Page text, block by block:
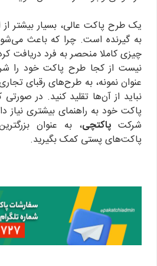
یک طرح پاکت عالی، بسیار بیشتر از
به گیرنده است. چرا که باعث
چیزی کاملا منحصر به فرد دریافت
نیست از کجا طرح پاکت خود را
عنوان نمونه، به طرح‌های رقبای
نباید از آن‌ها تقلید کنید. در
پاکت خود به راهنمای بیشتری نیاز
شرکتپاکتچی، به عنوان
پاکت‌های پستی کمک بگیرید.